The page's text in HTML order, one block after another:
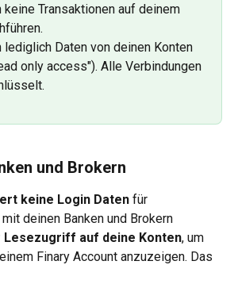
keine Transaktionen auf deinem
lediglich Daten von deinen Konten
only access"). Alle Verbindungen
und Brokern
keine Login Daten für
deinen Banken und Brokern
Lesezugriff auf deine Konten, um
Finary Account anzuzeigen. Das